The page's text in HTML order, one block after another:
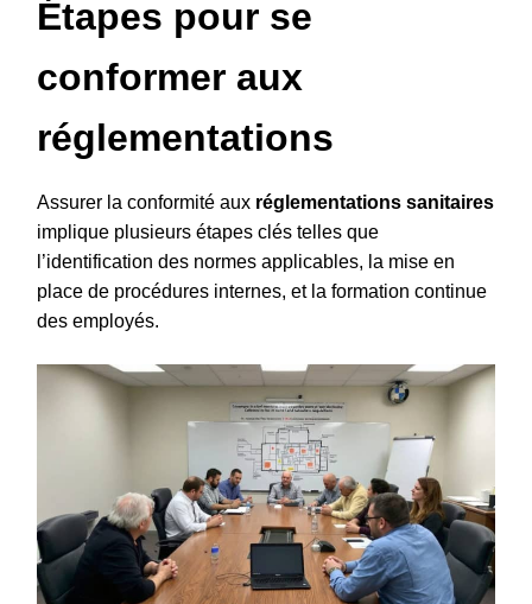
Étapes pour se
conformer aux
réglementations
Assurer la conformité aux réglementations sanitaires
implique plusieurs étapes clés telles que
l’identification des normes applicables, la mise en
place de procédures internes, et la formation continue
des employés.